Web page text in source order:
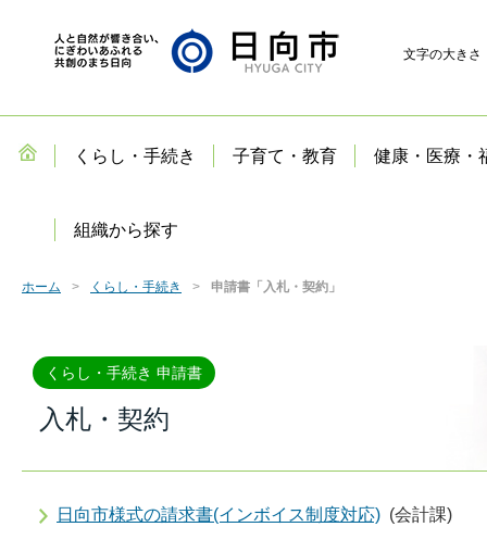
文字の大きさ
くらし・手続き 子育て・教育 健康・医療・
組織から探す
ホーム くらし・手続き 申請書「入札・契約」
くらし・手続き 申請書
入札・契約
日向市様式の請求書(インボイス制度対応) (会計課)